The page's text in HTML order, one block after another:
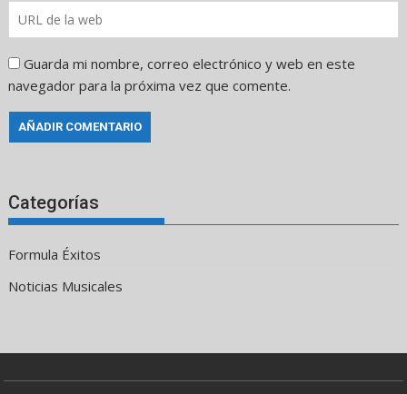
Guarda mi nombre, correo electrónico y web en este
navegador para la próxima vez que comente.
Categorías
Formula Éxitos
Noticias Musicales